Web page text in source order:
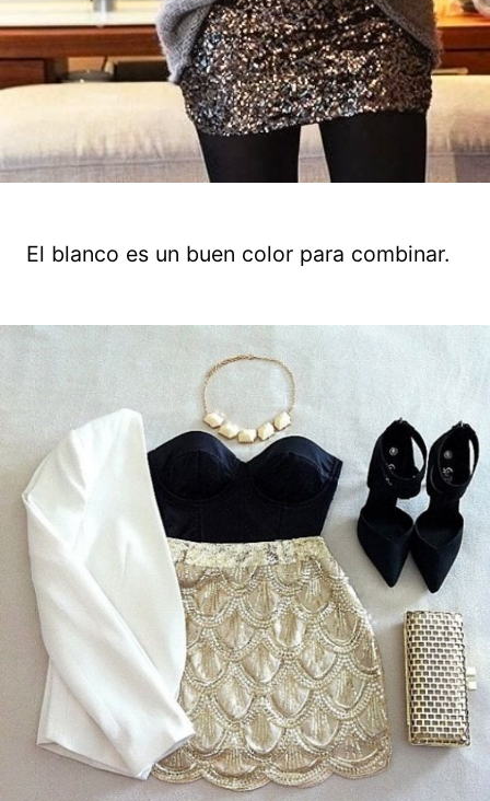
El blanco es un buen color para combinar.